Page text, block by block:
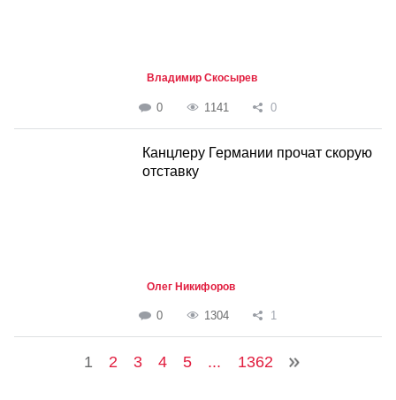
Владимир Скосырев
0 1141 0
Канцлеру Германии прочат скорую
отставку
Олег Никифоров
0 1304 1
1 2 3 4 5 ... 1362